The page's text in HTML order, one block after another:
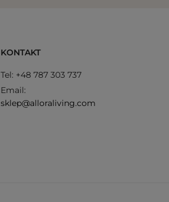
KONTAKT
Tel: +48 787 303 737
Email:
sklep@alloraliving.com